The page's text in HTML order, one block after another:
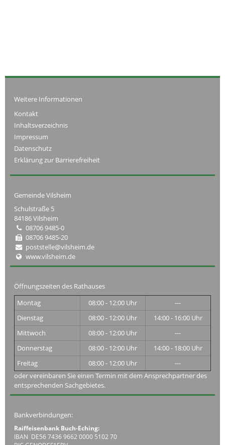
Weitere Informationen
Kontakt
Inhaltsverzeichnis
Impressum
Datenschutz
Erklärung zur Barrierefreiheit
Gemeinde Vilsheim
Schulstraße 5
84186 Vilsheim
08706 9485-0
08706 9485-20
poststelle@vilsheim.de
www.vilsheim.de
Öffnungszeiten des Rathauses
Montag
08:00 - 12:00 Uhr
---
Dienstag
08:00 - 12:00 Uhr
14:00 - 16:00 Uhr
Mittwoch
08:00 - 12:00 Uhr
---
Donnerstag
08:00 - 12:00 Uhr
14:00 - 18:00 Uhr
Freitag
08:00 - 12:00 Uhr
---
oder vereinbaren Sie einen Termin mit dem Ansprechpartner des
entsprechenden Sachgebietes.
Bankverbindungen:
Raiffeisenbank Buch-Eching:
IBAN DE56 7436 9662 0000 5102 70